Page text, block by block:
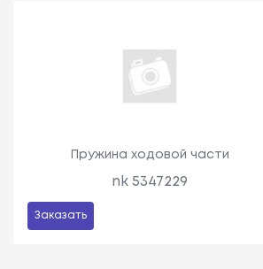
Пружина ходовой части
nk 5347229
Заказать